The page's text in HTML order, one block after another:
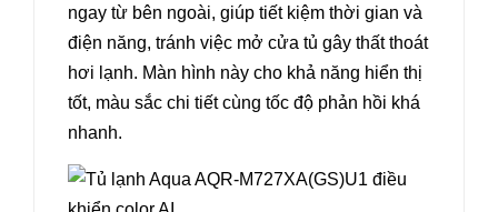
ngay từ bên ngoài, giúp tiết kiệm thời gian và
điện năng, tránh việc mở cửa tủ gây thất thoát
hơi lạnh. Màn hình này cho khả năng hiển thị
tốt, màu sắc chi tiết cùng tốc độ phản hồi khá
nhanh.